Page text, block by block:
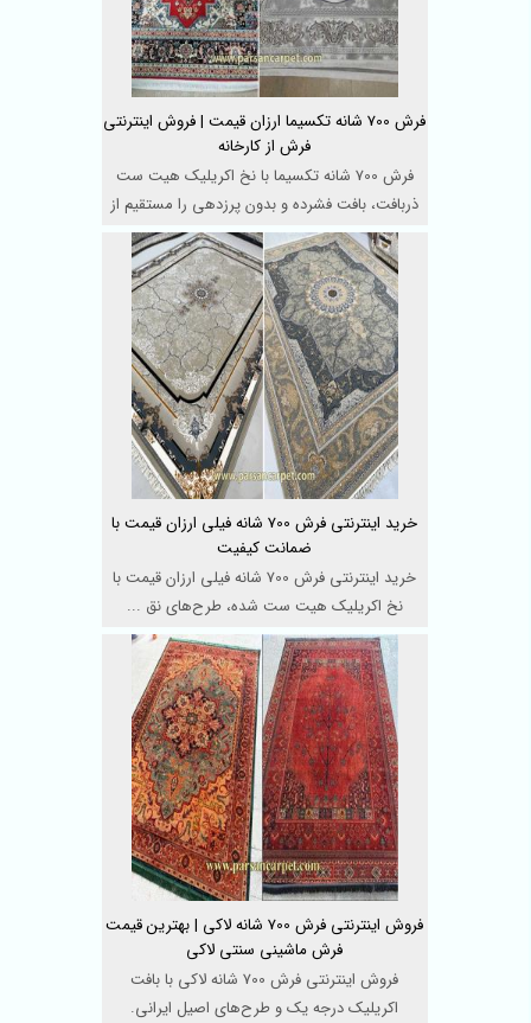
فرش 700 شانه تکسیما ارزان قیمت | فروش اینترنتی
فرش از کارخانه
فرش 700 شانه تکسیما با نخ اکریلیک هیت ست
ذربافت، بافت فشرده و بدون پرزدهی را مستقیم از
کارخانه بخرید ...
خرید اینترنتی فرش 700 شانه فیلی ارزان قیمت با
ضمانت کیفیت
خرید اینترنتی فرش 700 شانه فیلی ارزان قیمت با
نخ اکریلیک هیت ست شده، طرح‌های نق ...
فروش اینترنتی فرش 700 شانه لاکی | بهترین قیمت
فرش ماشینی سنتی لاکی
فروش اینترنتی فرش 700 شانه لاکی با بافت
اکریلیک درجه یک و طرح‌های اصیل ایرانی.